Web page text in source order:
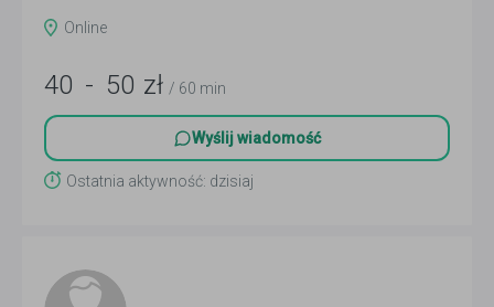
Online
40 - 50 zł / 60 min
Wyślij wiadomość
Ostatnia aktywność: dzisiaj